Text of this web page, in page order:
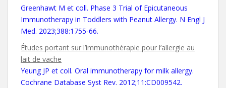
Greenhawt M et coll. Phase 3 Trial of Epicutaneous
Immunotherapy in Toddlers with Peanut Allergy. N Engl J
Med. 2023;388:1755-66.
Études portant sur l’immunothérapie pour l’allergie au
lait de vache
Yeung JP et coll. Oral immunotherapy for milk allergy.
Cochrane Database Syst Rev. 2012;11:CD009542.